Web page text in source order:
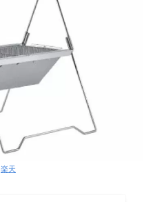
楽天